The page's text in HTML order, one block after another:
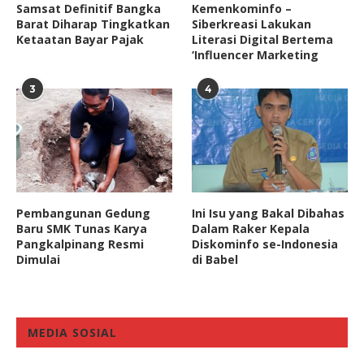
Samsat Definitif Bangka
Barat Diharap Tingkatkan
Ketaatan Bayar Pajak
Kemenkominfo –
Siberkreasi Lakukan
Literasi Digital Bertema
‘Influencer Marketing
3
Pembangunan Gedung
Baru SMK Tunas Karya
Pangkalpinang Resmi
Dimulai
4
Ini Isu yang Bakal Dibahas
Dalam Raker Kepala
Diskominfo se-Indonesia
di Babel
MEDIA SOSIAL